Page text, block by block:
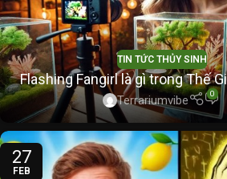
TIN TỨC THỦY SINH
Flashing Fangirl là gì trong Thế
Terrariumvibe 0
27
FEB